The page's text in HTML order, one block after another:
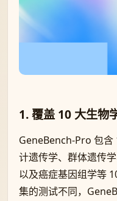
1. 覆盖 10 大生物
GeneBench-Pro 包含
计遗传学、群体遗传
以及癌症基因组学等
集的测试不同，